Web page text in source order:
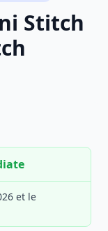
Stitch
et le